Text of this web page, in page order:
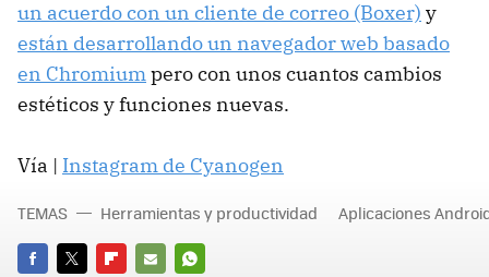
un acuerdo con un cliente de correo (Boxer) y
están desarrollando un navegador web basado
en Chromiumpero con unos cuantos cambios
estéticos y funciones nuevas.
Vía | Instagram de Cyanogen
TEMAS Herramientas y productividad Aplicaciones